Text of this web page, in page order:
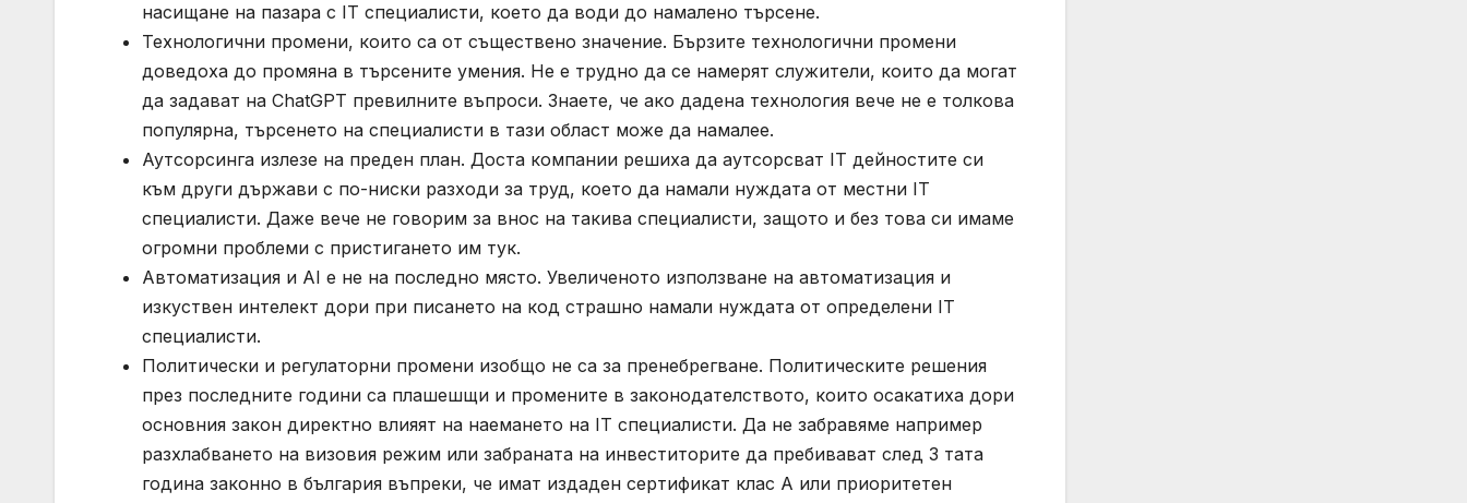
насищане на пазара с IT специалисти, което да води до намалено търсене.
Технологични промени, които са от съществено значение. Бързите технологични промени
доведоха до промяна в търсените умения. Не е трудно да се намерят служители, които да могат
да задават на ChatGPT превилните въпроси. Знаете, че ако дадена технология вече не е толкова
популярна, търсенето на специалисти в тази област може да намалее.
Аутсорсинга излезе на преден план. Доста компании решиха да аутсорсват IT дейностите си
към други държави с по-ниски разходи за труд, което да намали нуждата от местни IT
специалисти. Даже вече не говорим за внос на такива специалисти, защото и без това си имаме
огромни проблеми с пристигането им тук.
Автоматизация и AI е не на последно място. Увеличеното използване на автоматизация и
изкуствен интелект дори при писането на код страшно намали нуждата от определени IT
специалисти.
Политически и регулаторни промени изобщо не са за пренебрегване. Политическите решения
през последните години са плашешщи и промените в законодателството, които осакатиха дори
основния закон директно влияят на наемането на IT специалисти. Да не забравяме например
разхлабването на визовия режим или забраната на инвеститорите да пребивават след 3 тата
година законно в българия въпреки, че имат издаден сертификат клас А или приоритетен